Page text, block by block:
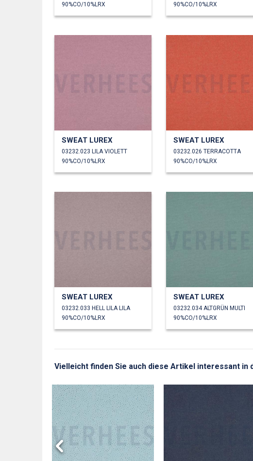
90%CO/10%LRX
90%CO/10%LRX
SWEAT LUREX
03232.023 LILA VIOLETT
90%CO/10%LRX
SWEAT LUREX
03232.026 TERRACOTTA
90%CO/10%LRX
SWEAT LUREX
03232.033 HELL LILA LILA
90%CO/10%LRX
SWEAT LUREX
03232.034 ALTGRÜN MULTI
90%CO/10%LRX
Vielleicht finden Sie auch diese Artikel interessant